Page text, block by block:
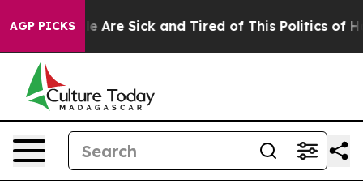
AGP PICKS
“People Are Sick and Tired of This Politics of